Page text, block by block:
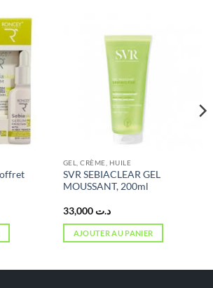
GEL, CRÈME, HUILE
SVR SEBIACLEAR GEL
MOUSSANT, 200ml
د.ت 33,000
AJOUTER AU PANIER